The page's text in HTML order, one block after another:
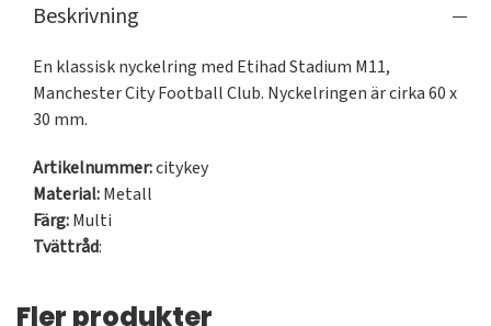
Beskrivning
En klassisk nyckelring med Etihad Stadium M11,
Manchester City Football Club. Nyckelringen är cirka 60 x
30 mm.
Artikelnummer:citykey
Material:Metall
Färg:Multi
Tvättråd:
Fler produkter